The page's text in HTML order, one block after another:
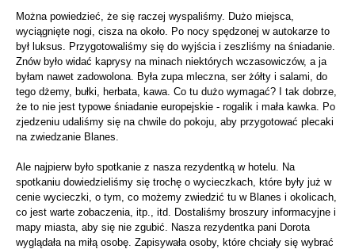
Można powiedzieć, że się raczej wyspaliśmy. Dużo miejsca,
wyciągnięte nogi, cisza na około. Po nocy spędzonej w autokarze to
był luksus. Przygotowaliśmy się do wyjścia i zeszliśmy na śniadanie.
Znów było widać kaprysy na minach niektórych wczasowiczów, a ja
byłam nawet zadowolona. Była zupa mleczna, ser żółty i salami, do
tego dżemy, bułki, herbata, kawa. Co tu dużo wymagać? I tak dobrze,
że to nie jest typowe śniadanie europejskie - rogalik i mała kawka. Po
zjedzeniu udaliśmy się na chwile do pokoju, aby przygotować plecaki
na zwiedzanie Blanes.
Ale najpierw było spotkanie z nasza rezydentką w hotelu. Na
spotkaniu dowiedzieliśmy się trochę o wycieczkach, które były już w
cenie wycieczki, o tym, co możemy zwiedzić tu w Blanes i okolicach,
co jest warte zobaczenia, itp., itd. Dostaliśmy broszury informacyjne i
mapy miasta, aby się nie zgubić. Nasza rezydentka pani Dorota
wyglądała na miłą osobę. Zapisywała osoby, które chciały się wybrać